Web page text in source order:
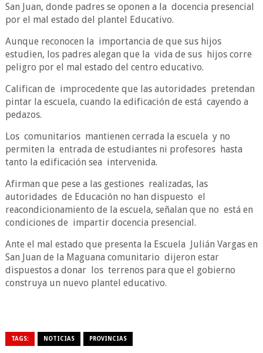
San Juan, donde padres se oponen a la docencia presencial
por el mal estado del plantel Educativo.
Aunque reconocen la importancia de que sus hijos
estudien, los padres alegan que la vida de sus hijos corre
peligro por el mal estado del centro educativo.
Califican de improcedente que las autoridades pretendan
pintar la escuela, cuando la edificación de está cayendo a
pedazos.
Los comunitarios mantienen cerrada la escuela y no
permiten la entrada de estudiantes ni profesores hasta
tanto la edificación sea intervenida.
Afirman que pese a las gestiones realizadas, las
autoridades de Educación no han dispuesto el
reacondicionamiento de la escuela, señalan que no está en
condiciones de impartir docencia presencial.
Ante el mal estado que presenta la Escuela Julián Vargas en
San Juan de la Maguana comunitario dijeron estar
dispuestos a donar los terrenos para que el gobierno
construya un nuevo plantel educativo.
TAGS: NOTICIAS PROVINCIAS